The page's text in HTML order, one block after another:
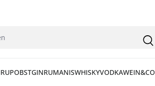
OBSTGINRUMANISWHISKYVODKAWEIN&CO